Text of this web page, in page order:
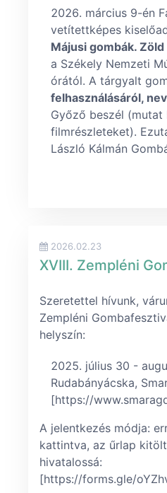
március 9-én
vetítettképes
Májusi gombák.
a Székely Nemzeti
órától. A tárgyalt
felhasználásáról,
Győző beszél (mutat
filmrészleteket).
László Kálmán
2026.02.23
XVIII. Zempléni
Szeretettel hívunk,
Zempléni
helyszín:
július 30 -
Rudabányácska,
[https://
A jelentkezés módja:
kattintva, az űrlap
hivatalossá:
[https://forms.gle/